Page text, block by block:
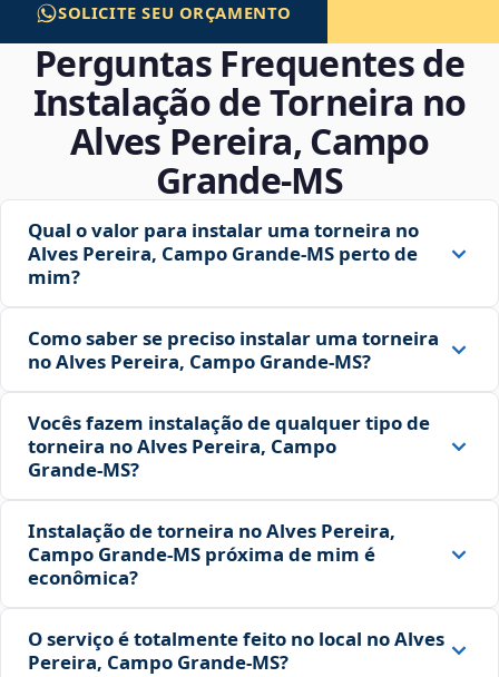
SOLICITE SEU ORÇAMENTO
Perguntas Frequentes de
Instalação de Torneira no
Alves Pereira, Campo
Grande‑MS
Qual o valor para instalar uma torneira no
Alves Pereira, Campo Grande‑MS perto de
mim?
Como saber se preciso instalar uma torneira
no Alves Pereira, Campo Grande‑MS?
Vocês fazem instalação de qualquer tipo de
torneira no Alves Pereira, Campo
Grande‑MS?
Instalação de torneira no Alves Pereira,
Campo Grande‑MS próxima de mim é
econômica?
O serviço é totalmente feito no local no Alves
Pereira, Campo Grande‑MS?